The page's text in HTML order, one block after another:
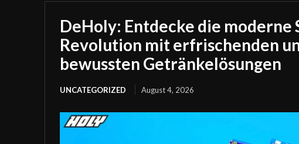
DeHoly: Entdecke die
Revolution mit erfrischenden
bewussten Getränkelösungen
UNCATEGORIZED August 4, 2026